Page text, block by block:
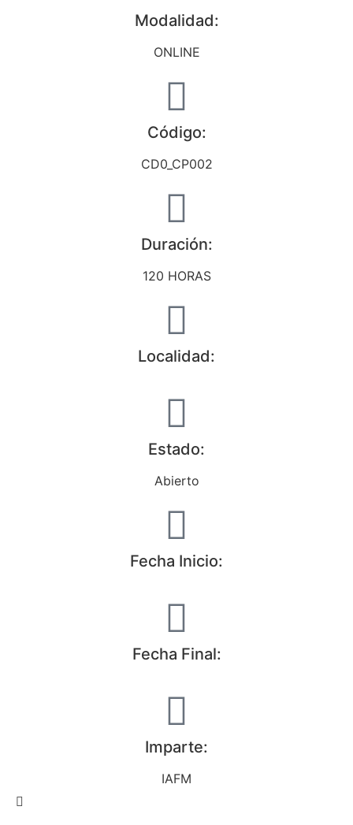
Modalidad:
ONLINE
Código:
CD0_CP002
Duración:
120 HORAS
Localidad:
Estado:
Abierto
Fecha Inicio:
Fecha Final:
Imparte:
IAFM